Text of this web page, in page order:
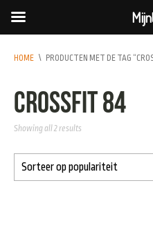
HOME \ PRODUCTEN MET DE TAG
Crossfit 84
Showing all 2 results